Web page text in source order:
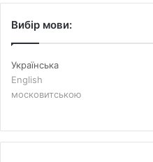
Вибір мови:
Українська
English
московитською